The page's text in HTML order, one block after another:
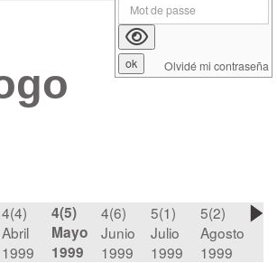
4(4)
Abril
1999
4(5)
Mayo
1999
4(6)
Junio
1999
5(1)
Julio
1999
5(2)
Agosto
1999
Olvidé mi contraseña